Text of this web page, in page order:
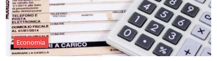
Economia